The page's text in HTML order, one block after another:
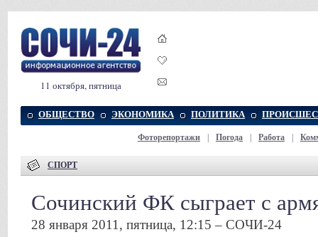
11 октября, пятница
ОБЩЕСТВО ЭКОНОМИКА ПОЛИТИКА
Фоторепортажи Погода Работа
СПОРТ
Сочинский ФК сыграет с
28 января 2011, пятница, 12:15 – СОЧИ-24